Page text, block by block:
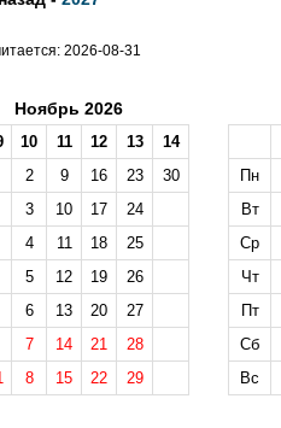
2026-08-31
Ноябрь 2026
10 11 12 13
14
2 9 16 23
30
3 10 17
24
4 11 18
25
5 12 19
26
6 13 20
27
7 14 21
28
8 15 22 29
Пн
Вт
Ср
Чт
Пт
Сб
Вс